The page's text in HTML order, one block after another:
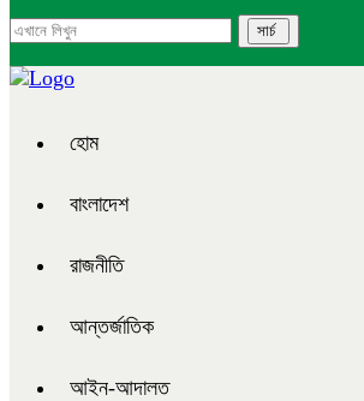
হোম
বাংলাদেশ
রাজনীতি
আন্তর্জাতিক
আইন-আদালত